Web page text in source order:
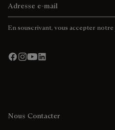
En souscrivant, vous accepter notre
Nous Contacter